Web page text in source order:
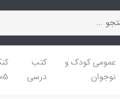
عمومی کودک و
نوجوان
کتب
درسی